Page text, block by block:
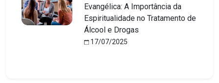
Evangélica: A Importância da
Espiritualidade no Tratamento de
Álcool e Drogas
17/07/2025